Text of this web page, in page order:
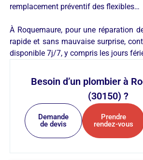
remplacement préventif des flexibles…
À Roquemaure, pour une réparation
rapide et sans mauvaise surprise,
disponible 7j/7, y compris les jours
Besoin d’un plombier à
(30150) ?
Demande
de devis
Prendre
rendez-vous